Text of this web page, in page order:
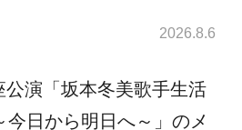
2026.8.6
演「坂本冬美歌手生活
今日から明日へ～」のメ